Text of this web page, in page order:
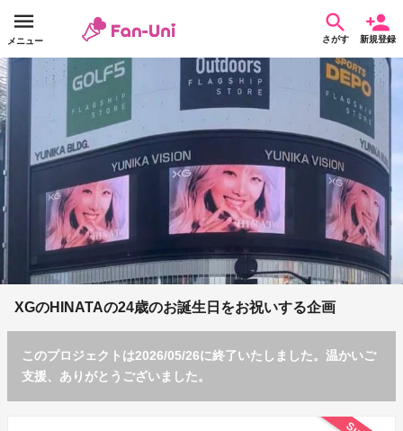
メニュー さがす 新規登録
XGのHINATAの24歳のお誕生日をお祝いする企画
このプロジェクトは2026/05/26に終了いたしました。温かいご
支援、ありがとうございました。